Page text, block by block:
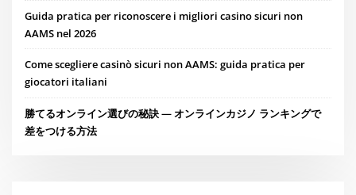
Guida pratica per riconoscere i migliori casino sicuri non
AAMS nel 2026
Come scegliere casinò sicuri non AAMS: guida pratica per
giocatori italiani
勝てるオンライン選びの秘訣 — オンラインカジノ ランキングで
差をつける方法